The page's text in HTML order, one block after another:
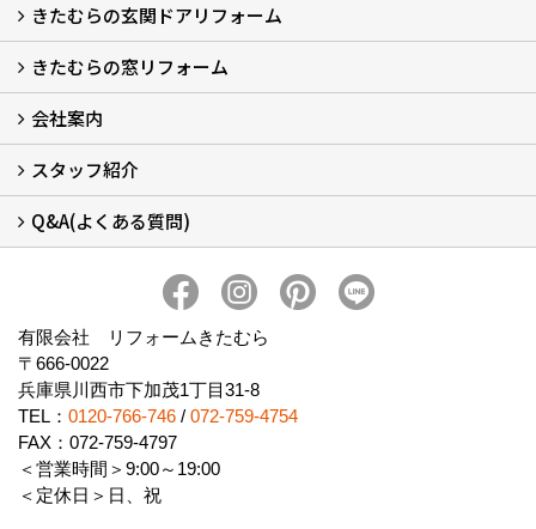
玄関ドアリフォーム
玄関引戸リフォーム
勝手口ドアリフォーム
窓リフォーム
きたむらの玄関ドアリフォーム
玄関ドアリフォームについて
リシェントについて (23)
・玄関ドアバリエーション (52)
・玄関引戸バリエーション (44)
・勝手口ドアバリエーション (11)
安心の自社施工
無料点検
保証について
価格について
概算見積について (2)
きたむらの窓リフォーム
窓リフォームについて (5)
・内窓設置-LIXILインプラス
・内窓設置-AGCまどまど
・窓交換
・エコガラス交換
・防犯・防災ガラス交換
会社案内
会社概要 (2)
ブログ
アクセス
施工エリア
施工までの流れ
SNSインフォメーション
チャット機能
オンライン打合わせ
補助金について (2)
スタッフ紹介
スタッフ紹介
Q&A(よくある質問)
有限会社 リフォームきたむら
〒666-0022
兵庫県川西市下加茂1丁目31-8
TEL： 0120-766-746 / 072-759-4754
FAX：072-759-4797
＜営業時間＞9:00～19:00
＜定休日＞日、祝